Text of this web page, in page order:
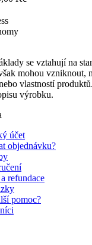
se vztahují na
mohou vzniknout,
vlastností
výrobku.
účet
objednávku?
refundace
pomoc?